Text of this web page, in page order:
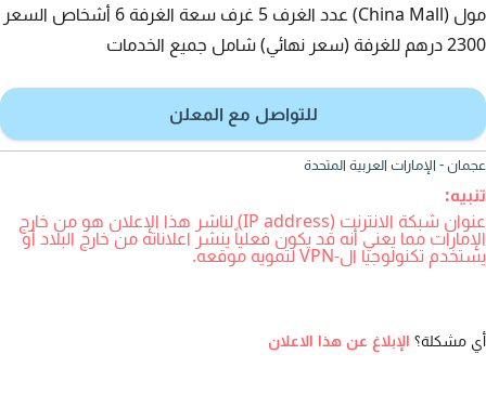
مول (China Mall) عدد الغرف 5 غرف سعة الغرفة 6 أشخاص السعر
2300 درهم للغرفة (سعر نهائي) شامل جميع الخدمات
للتواصل مع المعلن
عجمان - الإمارات العربية المتحدة
تنبيه:
عنوان شبكة الانترنت (IP address) لناشر هذا الإعلان هو من خارج
الإمارات مما يعني أنه قد يكون فعلياً ينشر اعلاناته من خارج البلاد أو
يستخدم تكنولوجيا ال-VPN لتمويه موقعه.
أي مشكلة؟ الإبلاغ عن هذا الاعلان